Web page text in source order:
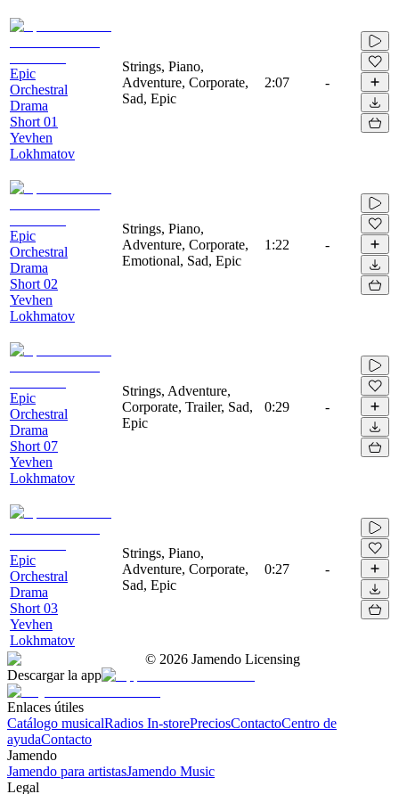
Epic
Orchestral
Drama
Short 01
Yevhen
Lokhmatov
Strings, Piano,
Adventure, Corporate,
Sad, Epic
2:07 -
Epic
Orchestral
Drama
Short 02
Yevhen
Lokhmatov
Strings, Piano,
Adventure, Corporate,
Emotional, Sad, Epic
1:22 -
Epic
Orchestral
Drama
Short 07
Yevhen
Lokhmatov
Strings, Adventure,
Corporate, Trailer, Sad,
Epic
0:29 -
Epic
Orchestral
Drama
Short 03
Yevhen
Lokhmatov
Strings, Piano,
Adventure, Corporate,
Sad, Epic
0:27 -
© 2026 Jamendo Licensing
Descargar la app
Enlaces útiles
Catálogo musicalRadios In-storePreciosContactoCentro de
ayudaContacto
Jamendo
Jamendo para artistasJamendo Music
Legal